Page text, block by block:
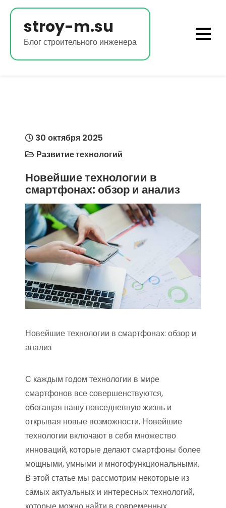
Перейти
содержимому
stroy-m.su
Блог строительного инженера
30 октября 2025
Развитие технологий
Новейшие технологии в
смартфонах: обзор и анализ
Новейшие технологии в смартфонах: обзор и
анализ
С каждым годом технологии в мире
смартфонов все совершенствуются,
обогащая нашу повседневную жизнь и
открывая новые возможности. Новейшие
технологии включают в себя множество
инноваций, которые делают смартфоны более
мощными, умными и многофункциональными.
В этой статье мы рассмотрим некоторые из
самых актуальных и интересных технологий,